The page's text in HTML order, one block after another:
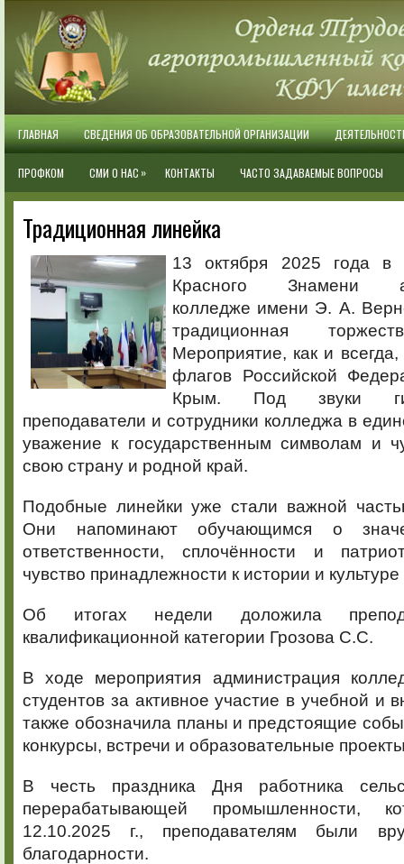
ГЛАВНАЯ СВЕДЕНИЯ ОБ ОБРАЗОВАТЕЛЬНОЙ ОРГАНИЗАЦИИ
ПРОФКОМ СМИ О НАС » КОНТАКТЫ ЧАСТО ЗАДАВАЕМЫЕ ВОПРОСЫ
Традиционная линейка
13 октября 2025 года в
Красного Знамени
колледже имени Э. А.
традиционная
Мероприятие, как и
флагов Российской
Крым. Под звуки
преподаватели и сотрудники колледжа в
уважение к государственным символам и
свою страну и родной край.
Подобные линейки уже стали важной
Они напоминают обучающимся о
ответственности, сплочённости и
чувство принадлежности к истории и
Об итогах недели доложила
квалификационной категории Грозова С.С.
В ходе мероприятия администрация
студентов за активное участие в учебной и
также обозначила планы и предстоящие
конкурсы, встречи и образовательные
В честь праздника Дня работника
перерабатывающей промышленности,
12.10.2025 г., преподавателям были
благодарности.